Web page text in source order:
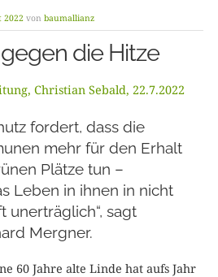
2022 von baumallianz
die Hitze
Christian Sebald, 22.7.2022
fordert, dass die
mehr für den Erhalt
Plätze tun –
Leben in ihnen in nicht
unerträglich“, sagt
Mergner.
60 Jahre alte Linde hat aufs Jahr